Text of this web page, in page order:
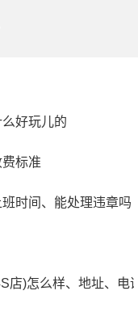
好玩儿的
标准
时间、能处理违章吗
店)怎么样、地址、电